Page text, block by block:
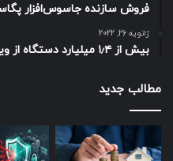
فروش سازنده جاسوس‌افزار
ژانویه 26, 2022
بیش از ۱٫۴ میلیارد دستگاه از ویندوز ۱۰ و ویندوز ۱۱ استفاده می‌کنند
مطالب جدید